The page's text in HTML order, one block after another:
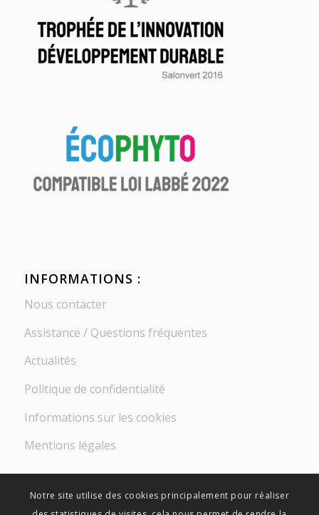
INFORMATIONS :
Nous contacter
Assistance / Questions fréquentes
Actualités
Politique de confidentialité
Informations sur les cookies
Mentions légales
Notre site utilise des cookies principalement pour réaliser